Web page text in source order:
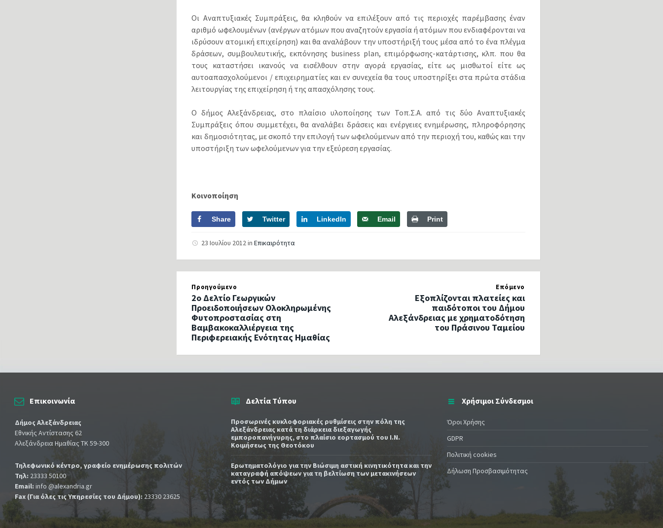
Οι Αναπτυξιακές Συμπράξεις, θα κληθούν να επιλέξουν από τις περιοχές παρέμβασης έναν
αριθμό ωφελουμένων (ανέργων ατόμων που αναζητούν εργασία ή ατόμων που ενδιαφέρονται να
ιδρύσουν ατομική επιχείρηση) και θα αναλάβουν την υποστήριξή τους μέσα από το ένα πλέγμα
δράσεων, συμβουλευτικής, εκπόνησης business plan, επιμόρφωσης-κατάρτισης, κλπ. που θα
τους καταστήσει ικανούς να εισέλθουν στην αγορά εργασίας, είτε ως μισθωτοί είτε ως
αυτοαπασχολούμενοι / επιχειρηματίες και εν συνεχεία θα τους υποστηρίξει στα πρώτα στάδια
λειτουργίας της επιχείρηση ή της απασχόλησης τους.
Ο δήμος Αλεξάνδρειας, στο πλαίσιο υλοποίησης των Τοπ.Σ.Α. από τις δύο Αναπτυξιακές
Συμπράξεις όπου συμμετέχει, θα αναλάβει δράσεις και ενέργειες ενημέρωσης, πληροφόρησης
και δημοσιότητας, με σκοπό την επιλογή των ωφελούμενων από την περιοχή του, καθώς και την
υποστήριξη των ωφελούμενων για την εξεύρεση εργασίας.
Κοινοποίηση
Share Twitter LinkedIn Email Print
23 Ιουλίου 2012inΕπικαιρότητα
Προηγούμενο
2ο Δελτίο Γεωργικών
Προειδοποιήσεων Ολοκληρωμένης
Φυτοπροστασίας στη
Βαμβακοκαλλιέργεια της
Περιφερειακής Ενότητας Ημαθίας
Επόμενο
Εξοπλίζονται πλατείες και
παιδότοποι του Δήμου
Αλεξάνδρειας με χρηματοδότηση
του Πράσινου Ταμείου
Επικοινωνία
Δήμος Αλεξάνδρειας
Εθνικής Αντίστασης 62
Αλεξάνδρεια Ημαθίας ΤΚ 59-300
Τηλεφωνικό κέντρο, γραφείο ενημέρωσης πολιτών
Τηλ: 23333 50100
Email: info @alexandria.gr
Fax (Για όλες τις Υπηρεσίες του Δήμου): 23330 23625
Δελτία Τύπου
Προσωρινές κυκλοφοριακές ρυθμίσεις στην πόλη της
Αλεξάνδρειας κατά τη διάρκεια διεξαγωγής
εμποροπανήγυρης, στο πλαίσιο εορτασμού του Ι.Ν.
Κοιμήσεως της Θεοτόκου
Ερωτηματολόγιο για την Βιώσιμη αστική κινητικότητα και την
καταγραφή απόψεων για τη βελτίωση των μετακινήσεων
εντός των Δήμων
Χρήσιμοι Σύνδεσμοι
Όροι Χρήσης
GDPR
Πολιτική cookies
Δήλωση Προσβασιμότητας